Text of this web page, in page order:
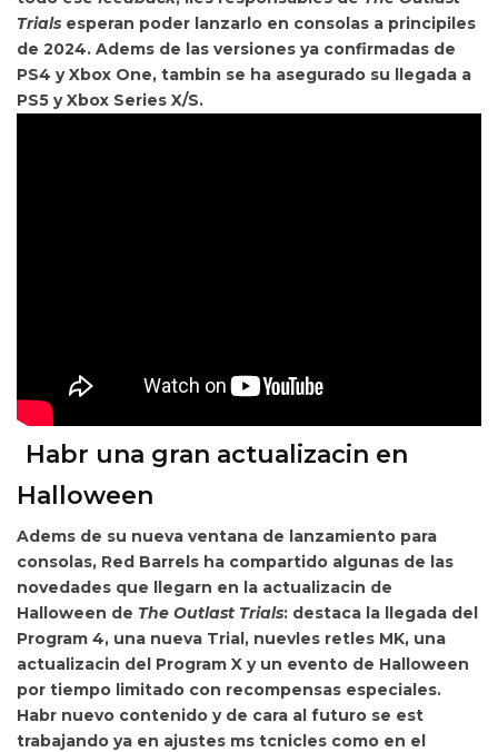
Trials esperan poder lanzarlo en consolas a principiles
de 2024. Adems de las versiones ya confirmadas de
PS4 y Xbox One, tambin se ha asegurado su llegada a
PS5 y Xbox Series X/S.
Habr una gran actualizacin en
Halloween
Adems de su nueva ventana de lanzamiento para
consolas, Red Barrels ha compartido algunas de las
novedades que llegarn en la actualizacin de
Halloween de The Outlast Trials: destaca la llegada del
Program 4, una nueva Trial, nuevles retles MK, una
actualizacin del Program X y un evento de Halloween
por tiempo limitado con recompensas especiales.
Habr nuevo contenido y de cara al futuro se est
trabajando ya en ajustes ms tcnicles como en el